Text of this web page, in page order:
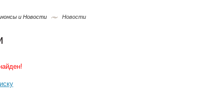
и Новости Новости